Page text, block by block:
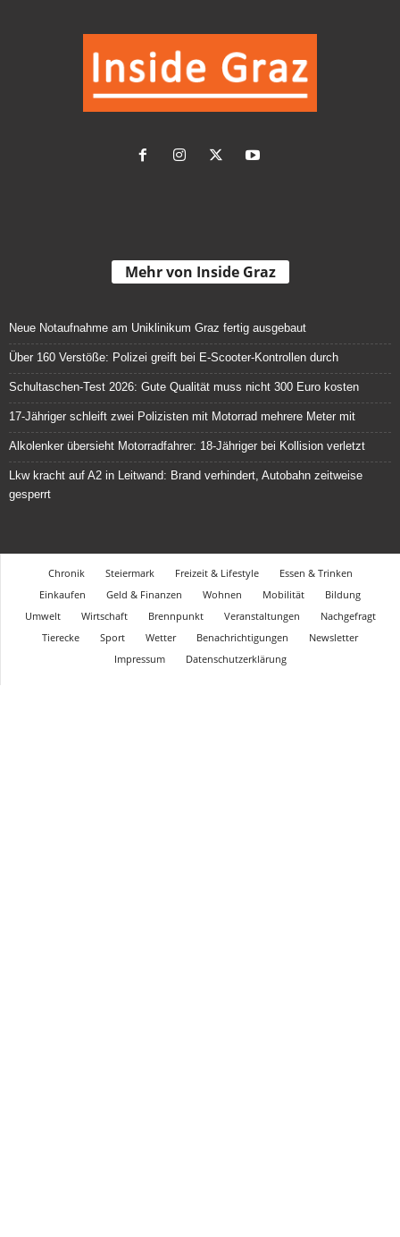
Mehr von Inside Graz
Neue Notaufnahme am Uniklinikum Graz fertig ausgebaut
Über 160 Verstöße: Polizei greift bei E-Scooter-Kontrollen durch
Schultaschen-Test 2026: Gute Qualität muss nicht 300 Euro kosten
17-Jähriger schleift zwei Polizisten mit Motorrad mehrere Meter mit
Alkolenker übersieht Motorradfahrer: 18-Jähriger bei Kollision verletzt
Lkw kracht auf A2 in Leitwand: Brand verhindert, Autobahn zeitweise
gesperrt
Chronik Steiermark Freizeit & Lifestyle
Essen & Trinken
Einkaufen
Geld & Finanzen Wohnen Mobilität
Bildung
Umwelt
Wirtschaft Brennpunkt Veranstaltungen
Nachgefragt
Tierecke
Sport Wetter Benachrichtigungen
Newsletter
Impressum
Datenschutzerklärung